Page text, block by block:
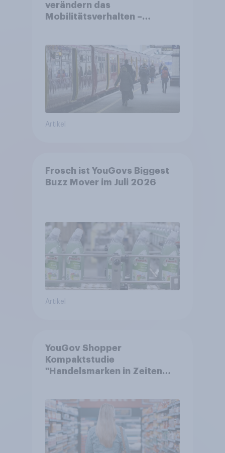
verändern das
Mobilitätsverhalten –
auf öffentliche
Verkehrsmittel um
Artikel
Frosch ist YouGovs Biggest
Buzz Mover im Juli 2026
Artikel
YouGov Shopper
Kompaktstudie
"Handelsmarken in Zeiten